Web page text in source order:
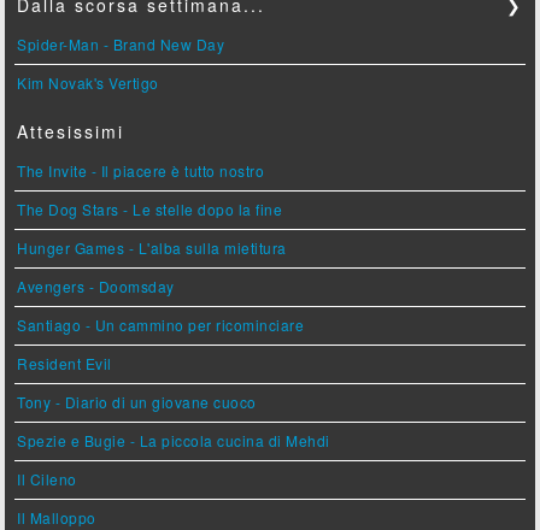
Dalla scorsa settimana... ❯
Spider-Man - Brand New Day
Kim Novak's Vertigo
Attesissimi
The Invite - Il piacere è tutto nostro
The Dog Stars - Le stelle dopo la fine
Hunger Games - L'alba sulla mietitura
Avengers - Doomsday
Santiago - Un cammino per ricominciare
Resident Evil
Tony - Diario di un giovane cuoco
Spezie e Bugie - La piccola cucina di Mehdi
Il Cileno
Il Malloppo